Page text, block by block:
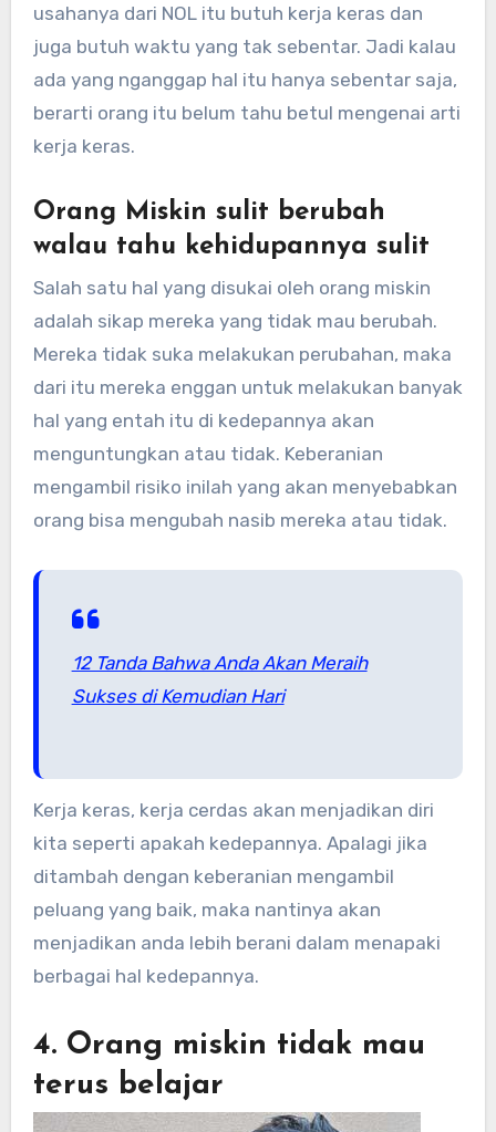
usahanya dari NOL itu butuh kerja keras dan
juga butuh waktu yang tak sebentar. Jadi kalau
ada yang nganggap hal itu hanya sebentar saja,
berarti orang itu belum tahu betul mengenai arti
kerja keras.
Orang Miskin sulit berubah
walau tahu kehidupannya sulit
Salah satu hal yang disukai oleh orang miskin
adalah sikap mereka yang tidak mau berubah.
Mereka tidak suka melakukan perubahan, maka
dari itu mereka enggan untuk melakukan banyak
hal yang entah itu di kedepannya akan
menguntungkan atau tidak. Keberanian
mengambil risiko inilah yang akan menyebabkan
orang bisa mengubah nasib mereka atau tidak.
12 Tanda Bahwa Anda Akan Meraih
Sukses di Kemudian Hari
Kerja keras, kerja cerdas akan menjadikan diri
kita seperti apakah kedepannya. Apalagi jika
ditambah dengan keberanian mengambil
peluang yang baik, maka nantinya akan
menjadikan anda lebih berani dalam menapaki
berbagai hal kedepannya.
4. Orang miskin tidak mau
terus belajar